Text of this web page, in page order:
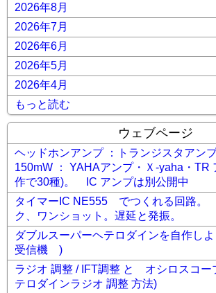
2026年8月
2026年7月
2026年6月
2026年5月
2026年4月
もっと読む
ウェブページ
ヘッドホンアンプ ：トランジスタアン
150mW ： YAHAアンプ・Ｘ-yaha・TR
作で30種)。 IC アンプは別公開中
タイマーIC NE555 でつくれる回路。
ク、ワンショット。遅延と発振。
ダブルスーパーヘテロダインを自作し
受信機 )
ラジオ 調整 / IFT調整 と オシロスコー
テロダインラジオ 調整 方法)